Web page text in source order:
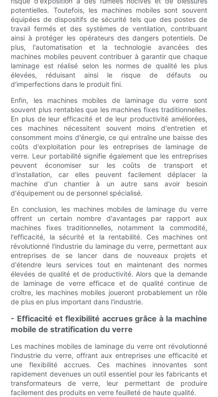
potentielles. Toutefois, les machines mobiles sont souvent
équipées de dispositifs de sécurité tels que des postes de
travail fermés et des systèmes de ventilation, contribuant
ainsi à protéger les opérateurs des dangers potentiels. De
plus, l'automatisation et la technologie avancées des
machines mobiles peuvent contribuer à garantir que chaque
laminage est réalisé selon les normes de qualité les plus
élevées, réduisant ainsi le risque de défauts ou
d'imperfections dans le produit fini.
Enfin, les machines mobiles de laminage du verre sont
souvent plus rentables que les machines fixes traditionnelles.
En plus de leur efficacité et de leur productivité améliorées,
ces machines nécessitent souvent moins d'entretien et
consomment moins d'énergie, ce qui entraîne une baisse des
coûts d'exploitation pour les entreprises de laminage de
verre. Leur portabilité signifie également que les entreprises
peuvent économiser sur les coûts de transport et
d'installation, car elles peuvent facilement déplacer la
machine d'un chantier à un autre sans avoir besoin
d'équipement ou de personnel spécialisé.
En conclusion, les machines mobiles de laminage du verre
offrent un certain nombre d'avantages par rapport aux
machines fixes traditionnelles, notamment la commodité,
l'efficacité, la sécurité et la rentabilité. Ces machines ont
révolutionné l'industrie du laminage du verre, permettant aux
entreprises de se lancer dans de nouveaux projets et
d'étendre leurs services tout en maintenant des normes
élevées de qualité et de productivité. Alors que la demande
de laminage de verre efficace et de qualité continue de
croître, les machines mobiles joueront probablement un rôle
de plus en plus important dans l'industrie.
- Efficacité et flexibilité accrues grâce à la machine
mobile de stratification du verre
Les machines mobiles de laminage du verre ont révolutionné
l'industrie du verre, offrant aux entreprises une efficacité et
une flexibilité accrues. Ces machines innovantes sont
rapidement devenues un outil essentiel pour les fabricants et
transformateurs de verre, leur permettant de produire
facilement des produits en verre feuilleté de haute qualité.